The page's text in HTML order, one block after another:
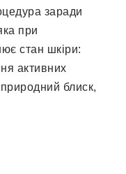
заради
при
стан шкіри:
активних
блиск,